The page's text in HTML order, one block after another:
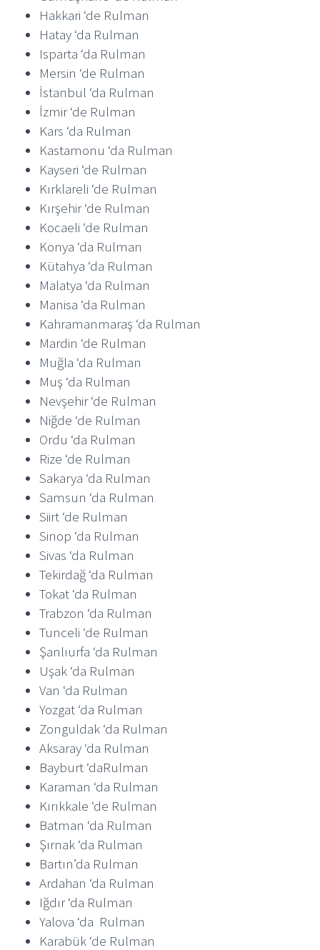
Hakkari ‘de Rulman
Hatay ‘da Rulman
Isparta ‘da Rulman
Mersin ‘de Rulman
İstanbul ‘da Rulman
İzmir ‘de Rulman
Kars ‘da Rulman
Kastamonu ‘da Rulman
Kayseri ‘de Rulman
Kırklareli ‘de Rulman
Kırşehir ‘de Rulman
Kocaeli ‘de Rulman
Konya ‘da Rulman
Kütahya ‘da Rulman
Malatya ‘da Rulman
Manisa ‘da Rulman
Kahramanmaraş ‘da Rulman
Mardin ‘de Rulman
Muğla ‘da Rulman
Muş ‘da Rulman
Nevşehir ‘de Rulman
Niğde ‘de Rulman
Ordu ‘da Rulman
Rize ‘de Rulman
Sakarya ‘da Rulman
Samsun ‘da Rulman
Siirt ‘de Rulman
Sinop ‘da Rulman
Sivas ‘da Rulman
Tekirdağ ‘da Rulman
Tokat ‘da Rulman
Trabzon ‘da Rulman
Tunceli ‘de Rulman
Şanlıurfa ‘da Rulman
Uşak ‘da Rulman
Van ‘da Rulman
Yozgat ‘da Rulman
Zonguldak ‘da Rulman
Aksaray ‘da Rulman
Bayburt ‘daRulman
Karaman ‘da Rulman
Kırıkkale ‘de Rulman
Batman ‘da Rulman
Şırnak ‘da Rulman
Bartın’da Rulman
Ardahan ‘da Rulman
Iğdır ‘da Rulman
Yalova ‘da Rulman
Karabük ‘de Rulman